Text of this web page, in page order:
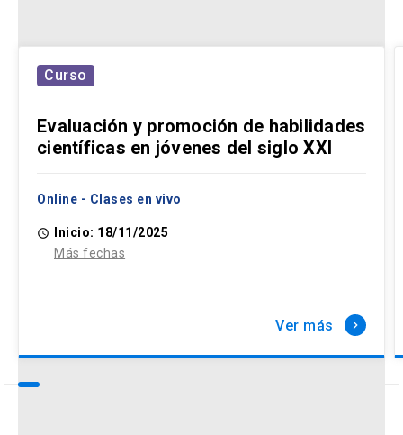
Curso
Evaluación y promoción de habilidades
científicas en jóvenes del siglo XXI
Online - Clases en vivo
access_time
Inicio: 18/11/2025
Más fechas
Ver más keyboard_arrow_right